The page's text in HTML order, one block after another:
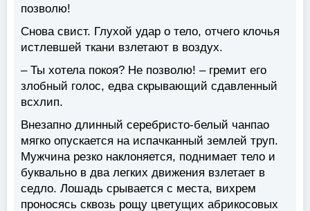
позволю!
Снова свист. Глухой удар о тело, отчего клочья
истлевшей ткани взлетают в воздух.
– Ты хотела покоя? Не позволю! – гремит его
злобный голос, едва скрывающий сдавленный
всхлип.
Внезапно длинный серебристо-белый чанпао
мягко опускается на испачканный землей труп.
Мужчина резко наклоняется, поднимает тело и
буквально в два легких движения взлетает в
седло. Лошадь срывается с места, вихрем
проносясь сквозь рощу цветущих абрикосовых